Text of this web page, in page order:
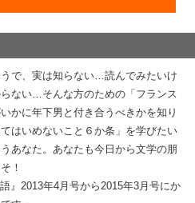
で、実は知らない…読んでみたいけ
ない…そんな方のための「フランス
かに年下男と付き合うべきかを知り
はいめないこと６か条」を学びたい
あなた。あなたも今日から文学の朋
！
』2013年4月号から2015年3月号にか